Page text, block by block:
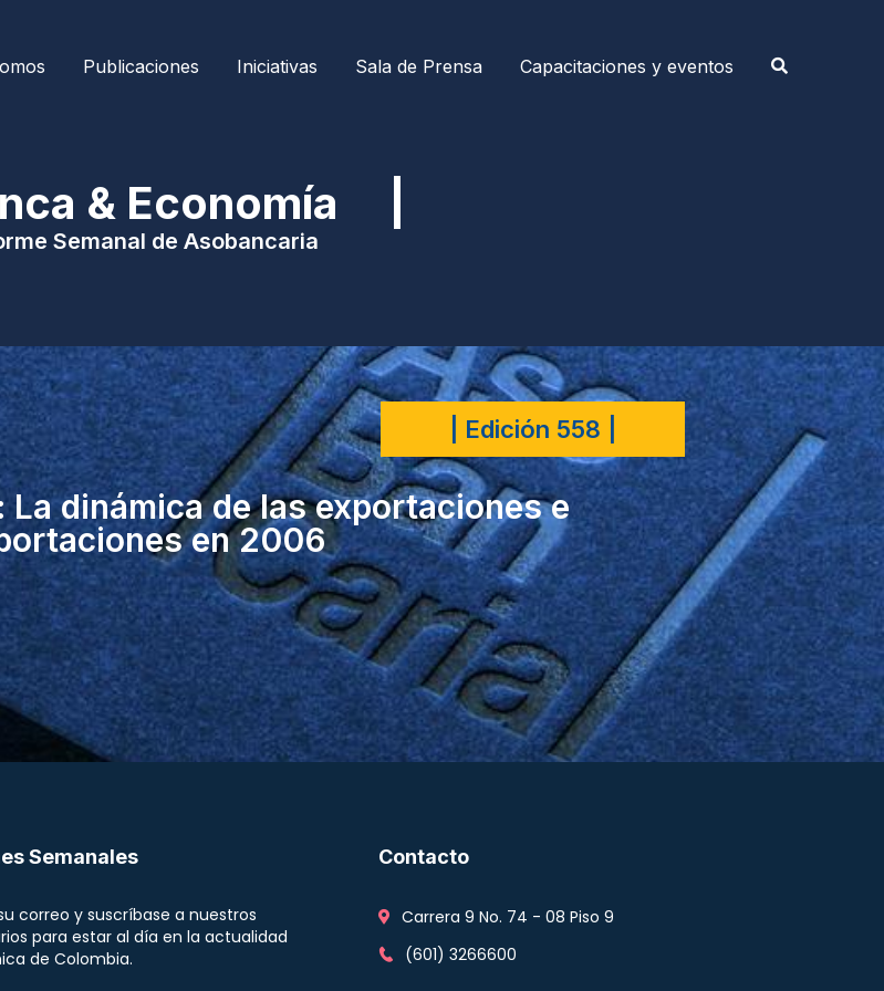
Publicaciones Iniciativas Sala de Prensa Capacitaciones y eventos
& Economía |
Semanal de Asobancaria
| Edición 558 |
dinámica de las exportaciones e
en 2006
Semanales
correo y suscríbase a nuestros
para estar al día en la actualidad
de Colombia.
Contacto
Carrera 9 No. 74 - 08 Piso 9
(601) 3266600